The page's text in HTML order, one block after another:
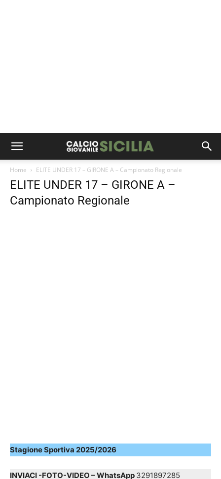
Home ELITE UNDER 17 – GIRONE A – Campionato Regionale
ELITE UNDER 17 – GIRONE A –
Campionato Regionale
Stagione Sportiva 2025/2026
INVIACI -FOTO-VIDEO – WhatsApp 3291897285